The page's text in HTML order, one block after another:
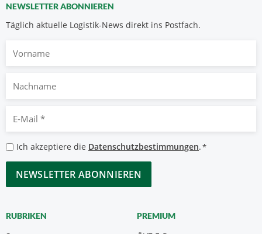
NEWSLETTER ABONNIEREN
Täglich aktuelle Logistik-News direkt ins Postfach.
Nachname
Mail
*
Datenschutzbestimmungen
*
Ich akzeptiere die Datenschutzbestimmungen.*
CAPTCHA
RUBRIKEN PREMIUM